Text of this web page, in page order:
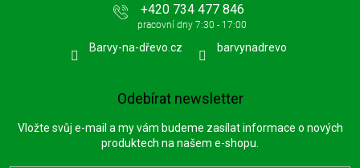
+420 734 477 846
Barvy-na-dřevo.cz barvynadrevo
Odebírat newsletter
Vložte svůj e-mail a my vám budeme zasílat informace o nových
produktech na našem e-shopu.